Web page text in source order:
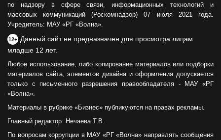
по надзору в сфере связи, информационных технологий и
массовых коммуникаций (Роскомнадзор) 07 июля 2021 года.
Учредитель: МАУ «РГ «Волна».
12+ Данный сайт не предназначен для просмотра лицам
младше 12 лет.
Любое использование, либо копирование материалов или подборки
материалов сайта, элементов дизайна и оформления допускается
только с письменного разрешения правообладателя - МАУ «РГ
«Волна».
Материалы в рубрике «Бизнес» публикуются на правах рекламы.
Главный редактор: Нечаева Т.В.
По вопросам коррупции в МАУ «РГ «Волна» направлять сообщения